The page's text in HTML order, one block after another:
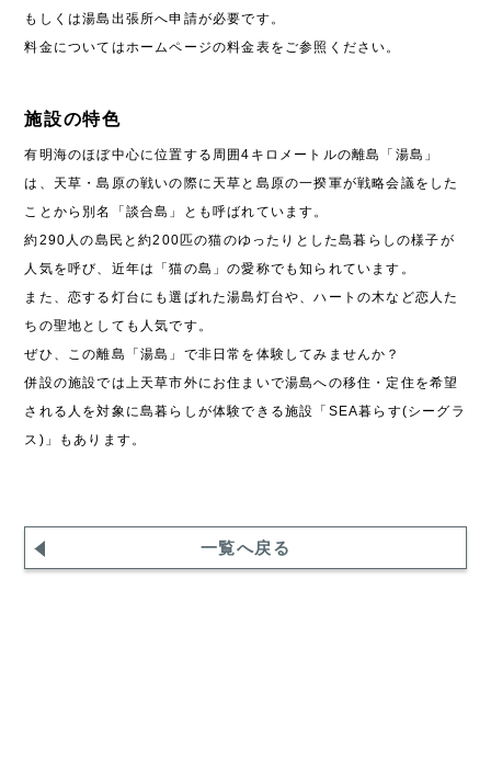
もしくは湯島出張所へ申請が必要です。
料金についてはホームページの料金表をご参照ください。
施設の特色
有明海のほぼ中心に位置する周囲4キロメートルの離島「湯島」
は、天草・島原の戦いの際に天草と島原の一揆軍が戦略会議をした
ことから別名「談合島」とも呼ばれています。
約290人の島民と約200匹の猫のゆったりとした島暮らしの様子が
人気を呼び、近年は「猫の島」の愛称でも知られています。
また、恋する灯台にも選ばれた湯島灯台や、ハートの木など恋人た
ちの聖地としても人気です。
ぜひ、この離島「湯島」で非日常を体験してみませんか？
併設の施設では上天草市外にお住まいで湯島への移住・定住を希望
される人を対象に島暮らしが体験できる施設「SEA暮らす(シーグラ
ス)」もあります。
一覧へ戻る